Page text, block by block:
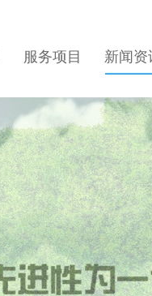
服务项目 新闻资